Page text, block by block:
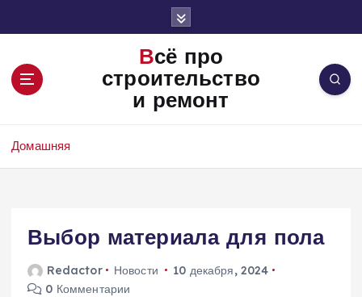
Всё про
строительство
и ремонт
Домашняя
Выбор материала для пола
Redactor Новости
10 декабря, 2024
0 Комментарии